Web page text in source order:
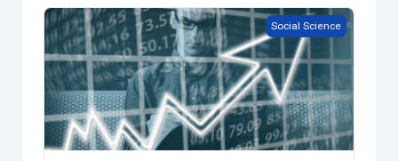
12 Analysing Current Economic Issues (University) copy 1
Social Science